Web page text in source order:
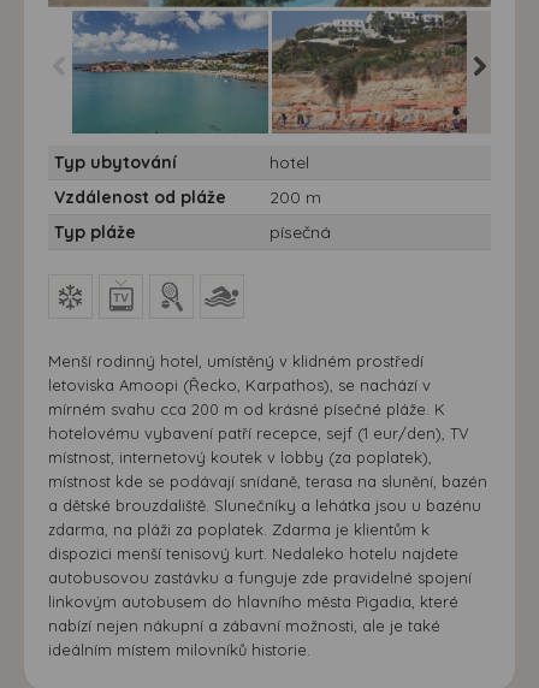
Karpathos*** - 10/11 nocí
- Karpathos, Amoopi,
hotel Albatros
Karpathos*** - 10/11 nocí
- Karpathos, Amoopi,
hotel Albatros
Typ ubytování
hotel
Vzdálenost od pláže
200 m
Typ pláže
písečná
Menší rodinný hotel, umístěný v klidném prostředí
letoviska Amoopi (Řecko, Karpathos), se nachází v
mírném svahu cca 200 m od krásné písečné pláže. K
hotelovému vybavení patří recepce, sejf (1 eur/den), TV
místnost, internetový koutek v lobby (za poplatek),
místnost kde se podávají snídaně, terasa na slunění, bazén
a dětské brouzdaliště. Slunečníky a lehátka jsou u bazénu
zdarma, na pláži za poplatek. Zdarma je klientům k
dispozici menší tenisový kurt. Nedaleko hotelu najdete
autobusovou zastávku a funguje zde pravidelné spojení
linkovým autobusem do hlavního města Pigadia, které
nabízí nejen nákupní a zábavní možnosti, ale je také
ideálním místem milovníků historie.